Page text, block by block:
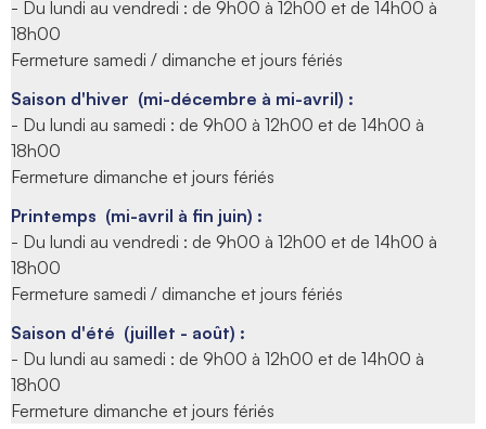
- Du lundi au vendredi : de 9h00 à 12h00 et de 14h00 à
18h00
Fermeture samedi / dimanche et jours fériés
Saison d'hiver (mi-décembre à mi-avril) :
- Du lundi au samedi : de 9h00 à 12h00 et de 14h00 à
18h00
Fermeture dimanche et jours fériés
Printemps (mi-avril à fin juin) :
- Du lundi au vendredi : de 9h00 à 12h00 et de 14h00 à
18h00
Fermeture samedi / dimanche et jours fériés
Saison d'été (juillet - août) :
- Du lundi au samedi : de 9h00 à 12h00 et de 14h00 à
18h00
Fermeture dimanche et jours fériés